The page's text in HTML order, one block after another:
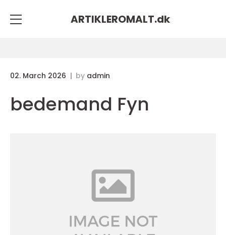
ARTIKLEROMALT.dk
02. March 2026 by admin
bedemand Fyn